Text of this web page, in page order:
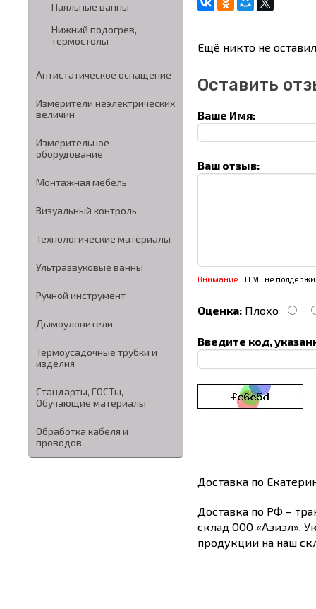
Паяльные ванны
Нижний подогрев,
термостолы
Антистатическое оснащение
Измерители неэлектрических
величин
Измерительное
оборудование
Монтажная мебель
Визуальный контроль
Технологические материалы
Ультразвуковые ванны
Ручной инструмент
Дымоуловители
Термоусадочные трубки и
изделия
Стандарты, ГОСТы,
Обучающие материалы
Обработка кабеля и
проводов
Ещё никто не
Оставить
Ваше Имя:
Ваш отзыв:
Внимание: HTML не
Оценка: Плохо
Введите код,
Доставка по
Доставка по РФ –
склад ООО «Азиэл».
продукции на наш